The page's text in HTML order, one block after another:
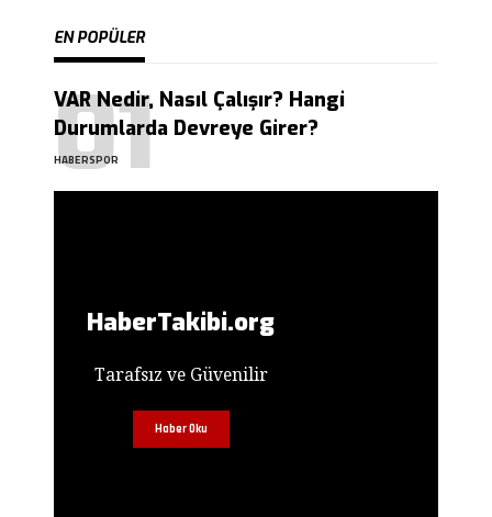
EN POPÜLER
VAR Nedir, Nasıl Çalışır? Hangi
Durumlarda Devreye Girer?
HABERSPOR
HaberTakibi.org
Tarafsız ve Güvenilir
Haber Oku